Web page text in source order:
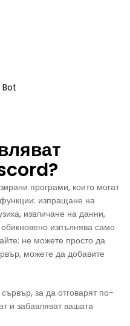
програми, които могат
изпращане на
извличане на данни,
изпълнява само
не можете просто да
можете да добавите
за да отговарят по-
и забавляват вашата